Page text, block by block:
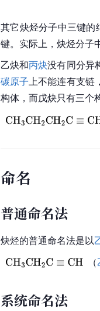
其它炔烃分子中三键的
键。实际上，炔烃分子
乙炔和丙炔没有同分异
碳原子 上不能连有支
构体，而戊炔只有三个
命名
普通命名法
炔烃的普通命名法是以
（
系统命名法